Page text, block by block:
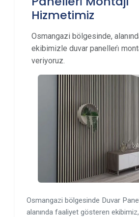
Hizmetimiz
Osmangazi bölgesinde,
ekibimizle duvar panelleri̇
veriyoruz.
Osmangazi bölgesinde Duvar
alanında faaliyet gösteren